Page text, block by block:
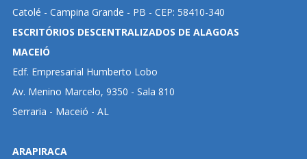
Catolé - Campina Grande - PB - CEP: 58410-340
ESCRITÓRIOS DESCENTRALIZADOS DE ALAGOAS
MACEIÓ
Edf. Empresarial Humberto Lobo
Av. Menino Marcelo, 9350 - Sala 810
Serraria - Maceió - AL
ARAPIRACA